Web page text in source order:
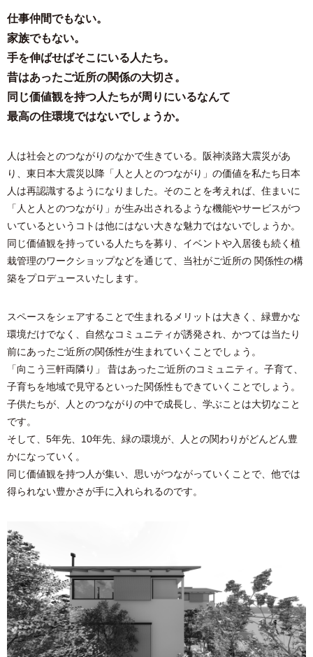
仕事仲間でもない。
家族でもない。
手を伸ばせばそこにいる人たち。
昔はあったご近所の関係の大切さ。
同じ価値観を持つ人たちが周りにいるなんて
最高の住環境ではないでしょうか。
⼈は社会とのつながりのなかで⽣きている。阪神淡路⼤震災があ
り、東⽇本⼤震災以降「⼈と⼈とのつながり」の価値を私たち⽇本
⼈は再認識するようになりました。そのことを考えれば、住まいに
「⼈と⼈とのつながり」が⽣み出されるような機能やサービスがつ
いているというコトは他にはない⼤きな魅⼒ではないでしょうか。
同じ価値観を持っている⼈たちを募り、イベントや⼊居後も続く植
栽管理のワークショップなどを通じて、当社がご近所の 関係性の構
築をプロデュースいたします。
スペースをシェアすることで⽣まれるメリットは⼤きく、緑豊かな
環境だけでなく、⾃然なコミュニティが誘発され、かつては当たり
前にあったご近所の関係性が⽣まれていくことでしょう。
「向こう三軒両隣り」 昔はあったご近所のコミュニティ。⼦育て、
⼦育ちを地域で⾒守るといった関係性もできていくことでしょう。
⼦供たちが、⼈とのつながりの中で成⻑し、学ぶことは⼤切なこと
です。
そして、5年先、10年先、緑の環境が、⼈との関わりがどんどん豊
かになっていく。
同じ価値観を持つ⼈が集い、思いがつながっていくことで、他では
得られない豊かさが⼿に⼊れられるのです。